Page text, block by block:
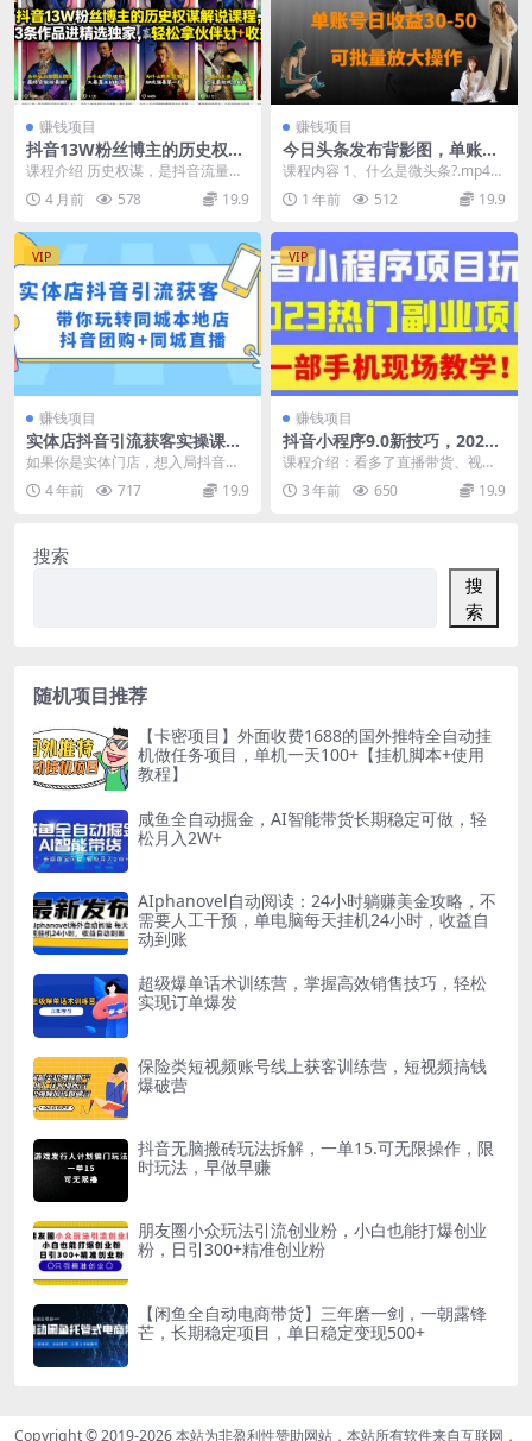
赚钱项目
抖音13W粉丝博主的历史权谋
解说课程，13条作品进精选独
家，轻松拿伙伴计划+精选独
家收益
课程介绍 历史权谋，是抖音流量
稳、受众广、变现强的黄金赛道。
不用露脸、不用拍摄、...
4 月前 578 19.9
赚钱项目
今日头条发布背影图，单账号
日收益30-50，可放大操作
课程内容 1、什么是微头条?.mp4
2、背景图片发哪种?.mp4 3、如何
寻找...1 年前 512 19.9
VIP
赚钱项目
实体店抖音引流获客实操课：
带你玩转同城本地店抖音团购
+同城直播
如果你是实体门店，想入局抖音，
却找不到方法？ 1线下获客有瓶
颈，想要通过线上引流...
4 年前 717 19.9
VIP
赚钱项目
抖音小程序9.0新技巧，2023
热门副业项目，动动手指轻松
变现
课程介绍：看多了直播带货、视频
带货的玩法，今晚分享短视频上超
简单的副业项目玩法：...
3 年前 650 19.9
搜索
搜
索
随机项目推荐
【卡密项目】外面收费1688的国外推特全自动挂
机做任务项目，单机一天100+【挂机脚本+使用
教程】
咸鱼全自动掘金，AI智能带货长期稳定可做，轻
松月入2W+
AIphanovel自动阅读：24小时躺赚美金攻略，不
需要人工干预，单电脑每天挂机24小时，收益自
动到账
超级爆单话术训练营，掌握高效销售技巧，轻松
实现订单爆发
保险类短视频账号线上获客训练营，短视频搞钱
爆破营
抖音无脑搬砖玩法拆解，一单15.可无限操作，限
时玩法，早做早赚
朋友圈小众玩法引流创业粉，小白也能打爆创业
粉，日引300+精准创业粉
【闲鱼全自动电商带货】三年磨一剑，一朝露锋
芒，长期稳定项目，单日稳定变现500+
Copyright © 2019-2026本站为非盈利性赞助网站，本站所有软件来自互联网，